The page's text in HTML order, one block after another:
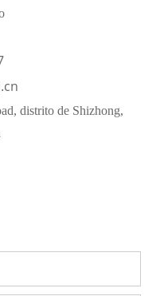
distrito de Shizhong,